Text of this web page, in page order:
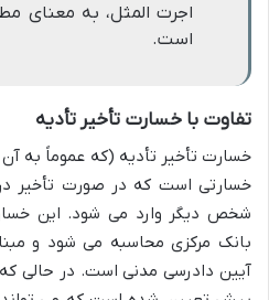
اجرت المثل، به معنای
است.
تفاوت با خسارت تأخیر تأدیه
خسارت تأخیر تأدیه (که عموماً به آن
خسارتی است که در صورت تأخیر
شخص دیگر وارد می شود. این
آیین دادرسی مدنی است. در حالی که